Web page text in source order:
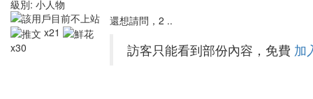
級別: 小人物
x21
x30
還想請問，2 ..
訪客只能看到部份內容，免費 加